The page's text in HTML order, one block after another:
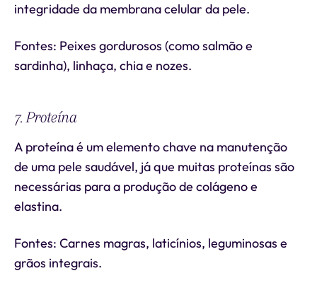
integridade da membrana celular da pele.
Fontes: Peixes gordurosos (como salmão e
sardinha), linhaça, chia e nozes.
7. Proteína
A proteína é um elemento chave na manutenção
de uma pele saudável, já que muitas proteínas são
necessárias para a produção de colágeno e
elastina.
Fontes: Carnes magras, laticínios, leguminosas e
grãos integrais.